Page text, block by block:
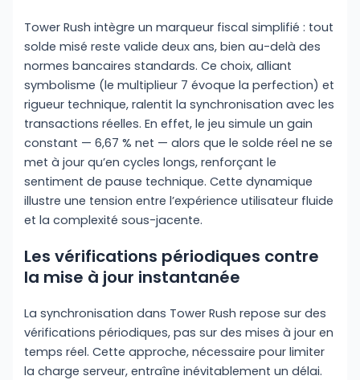
Tower Rush intègre un marqueur fiscal simplifié : tout
solde misé reste valide deux ans, bien au-delà des
normes bancaires standards. Ce choix, alliant
symbolisme (le multiplieur 7 évoque la perfection) et
rigueur technique, ralentit la synchronisation avec les
transactions réelles. En effet, le jeu simule un gain
constant — 6,67 % net — alors que le solde réel ne se
met à jour qu’en cycles longs, renforçant le
sentiment de pause technique. Cette dynamique
illustre une tension entre l’expérience utilisateur fluide
et la complexité sous-jacente.
Les vérifications périodiques contre
la mise à jour instantanée
La synchronisation dans Tower Rush repose sur des
vérifications périodiques, pas sur des mises à jour en
temps réel. Cette approche, nécessaire pour limiter
la charge serveur, entraîne inévitablement un délai.